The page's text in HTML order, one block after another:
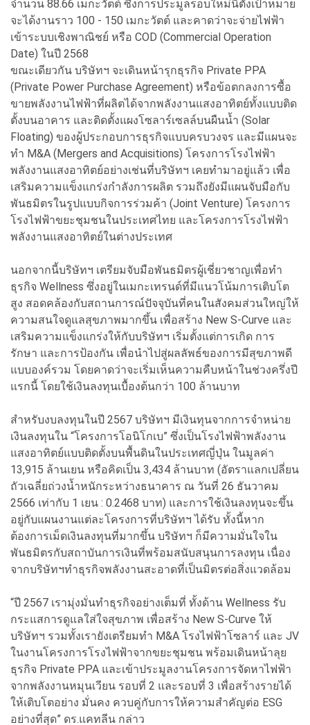
จำนวน 88.66 เมกะวัตต์ ซึ่งการประมูลรอบใหม่นี้ตั้งเป้าหมาย
จะได้งานราว 100 - 150 เมกะวัตต์ และคาดว่าจะจ่ายไฟฟ้า
เข้าระบบเชิงพาณิชย์ หรือ COD (Commercial Operation
Date) ในปี 2568
ขณะเดียวกัน บริษัทฯ จะเดินหน้ารุกธุรกิจ Private PPA
(Private Power Purchase Agreement) หรือข้อตกลงการซื้อ
ขายพลังงานไฟฟ้าที่ผลิตได้จากพลังงานแสงอาทิตย์ทั้งแบบติด
ตั้งบนอาคาร และติดตั้งแผงโซลาร์เซลล์บนผืนน้ำ (Solar
Floating) ของผู้ประกอบการธุรกิจแบบครบวงจร และมีแผนจะ
ทำ M&A (Mergers and Acquisitions) โครงการโรงไฟฟ้า
พลังงานแสงอาทิตย์อย่างเช่นที่บริษัทฯ เคยทำมาอยู่แล้ว เพื่อ
เสริมความแข็งแกร่งกำลังการผลิต รวมถึงยังมีแผนจับมือกับ
พันธมิตรในรูปแบบกิจการร่วมค้า (Joint Venture) โครงการ
โรงไฟฟ้าขยะชุมชนในประเทศไทย และโครงการโรงไฟฟ้า
พลังงานแสงอาทิตย์ในต่างประเทศ
นอกจากนี้บริษัทฯ เตรียมจับมือพันธมิตรผู้เชี่ยวชาญเพื่อทำ
ธุรกิจ Wellness ซึ่งอยู่ในเมกะเทรนด์ที่มีแนวโน้มการเติบโต
สูง สอดคล้องกับสถานการณ์ปัจจุบันที่คนในสังคมส่วนใหญ่ให้
ความสนใจดูแลสุขภาพมากขึ้น เพื่อสร้าง New S-Curve และ
เสริมความแข็งแกร่งให้กับบริษัทฯ เริ่มตั้งแต่การเกิด การ
รักษา และการป้องกัน เพื่อนำไปสู่ผลลัพธ์ของการมีสุขภาพดี
แบบองค์รวม โดยคาดว่าจะเริ่มเห็นความคืบหน้าในช่วงครึ่งปี
แรกนี้ โดยใช้เงินลงทุนเบื้องต้นกว่า 100 ล้านบาท
สำหรับงบลงทุนในปี 2567 บริษัทฯ มีเงินทุนจากการจำหน่าย
เงินลงทุนใน “โครงการโอนิโกเบ” ซึ่งเป็นโรงไฟฟ้าพลังงาน
แสงอาทิตย์แบบติดตั้งบนพื้นดินในประเทศญี่ปุ่น ในมูลค่า
13,915 ล้านเยน หรือคิดเป็น 3,434 ล้านบาท (อัตราแลกเปลี่ยน
ถัวเฉลี่ยถ่วงน้ำหนักระหว่างธนาคาร ณ วันที่ 26 ธันวาคม
2566 เท่ากับ 1 เยน : 0.2468 บาท) และการใช้เงินลงทุนจะขึ้น
อยู่กับแผนงานแต่ละโครงการที่บริษัทฯ ได้รับ ทั้งนี้หาก
ต้องการเม็ดเงินลงทุนที่มากขึ้น บริษัทฯ ก็มีความมั่นใจใน
พันธมิตรกับสถาบันการเงินที่พร้อมสนับสนุนการลงทุน เนื่อง
จากบริษัทฯทำธุรกิจพลังงานสะอาดที่เป็นมิตรต่อสิ่งแวดล้อม
“ปี 2567 เรามุ่งมั่นทำธุรกิจอย่างเต็มที่ ทั้งด้าน Wellness รับ
กระแสการดูแลใส่ใจสุขภาพ เพื่อสร้าง New S-Curve ให้
บริษัทฯ รวมทั้งเรายังเตรียมทำ M&A โรงไฟฟ้าโซลาร์ และ JV
ในงานโครงการโรงไฟฟ้าจากขยะชุมชน พร้อมเดินหน้าลุย
ธุรกิจ Private PPA และเข้าประมูลงานโครงการจัดหาไฟฟ้า
จากพลังงานหมุนเวียน รอบที่ 2 และรอบที่ 3 เพื่อสร้างรายได้
ให้เติบโตอย่าง มั่นคง ควบคู่กับการให้ความสำคัญต่อ ESG
อย่างที่สุด” ดร.แคทลีน กล่าว